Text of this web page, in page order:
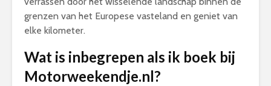
grenzen van het Europese vasteland en geniet van
elke kilometer.
Wat is inbegrepen als ik boek bij
Motorweekendje.nl?